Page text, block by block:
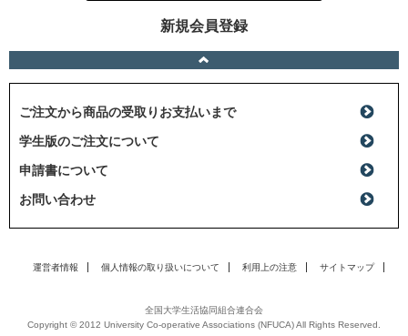
新規会員登録
ご注文から商品の受取りお支払いまで
学生版のご注文について
申請書について
お問い合わせ
運営者情報 個人情報の取り扱いについて 利用上の注意 サイトマップ
全国大学生活協同組合連合会
Copyright © 2012 University Co-operative Associations (NFUCA) All Rights Reserved.